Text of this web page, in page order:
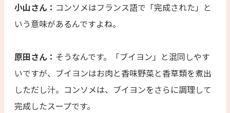
小山さん： コンソメはフランス語で「完成された」と
いう意味があるんですよね。
原田さん： そうなんです。「ブイヨン」と混同しやす
いですが、ブイヨンはお肉と香味野菜と香草類を煮出
しただし汁。コンソメは、ブイヨンをさらに調理して
完成したスープです。